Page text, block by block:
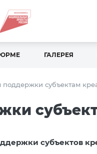
ГАЛЕРЕЯ
субъектам
субъектов